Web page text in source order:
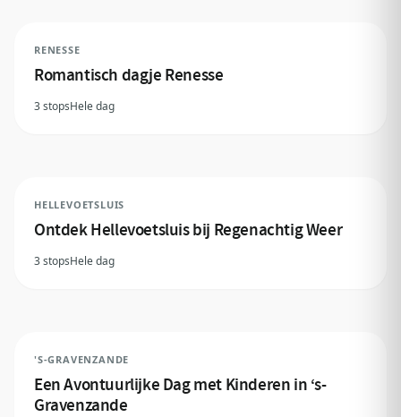
RENESSE
Romantisch dagje Renesse
3 stopsHele dag
HELLEVOETSLUIS
Ontdek Hellevoetsluis bij Regenachtig Weer
3 stopsHele dag
'S-GRAVENZANDE
Een Avontuurlijke Dag met Kinderen in ‘s-
Gravenzande